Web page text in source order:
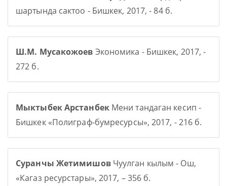
шартында сактоо - Бишкек, 2017, - 84 б.
Ш.М. Мусакожоев Экономика - Бишкек, 2017, -
272 б.
Мыктыбек АрстанбекМени тандаган кесип -
Бишкек «Полиграф-бумресурсы», 2017, - 216 б.
Суранчы ЖетимишовЧуулган кылым - Ош,
«Кагаз ресурстары», 2017, – 356 б.